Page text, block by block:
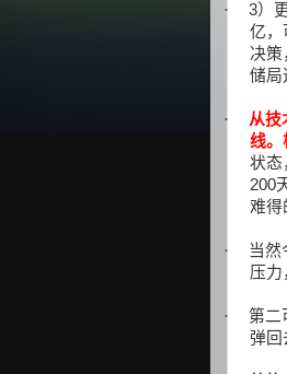
· 3）
亿，
决策
储局
· 从技
线。
状态
200
难得
·
当然
压力
· 第二
弹回